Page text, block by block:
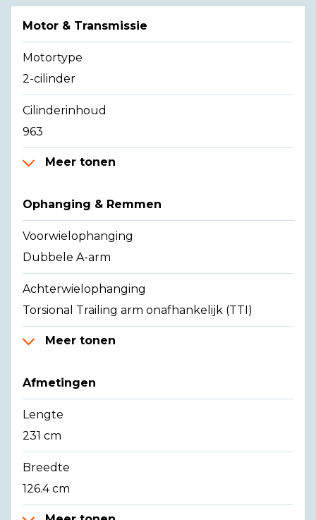
Motor & Transmissie
Motortype
2-cilinder
Cilinderinhoud
963
Meer tonen
Ophanging & Remmen
Voorwielophanging
Dubbele A-arm
Achterwielophanging
Torsional Trailing arm onafhankelijk (TTI)
Meer tonen
Afmetingen
Lengte
231 cm
Breedte
126.4 cm